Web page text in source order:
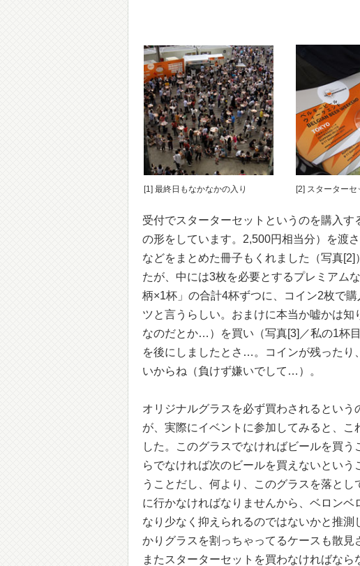
[1] 最終日もなかなかの入り [2] スターターセ
受付でスターターセットというのを購入
の形をしています。2,500円相当分）を渡
などをまとめた冊子もくれました（写真
たが、中には3枚を必要とするプレミアム
柄×1杯」の合計4杯ずつに、コイン2枚で
ツと言うらしい。おまけに本当か嘘かは
なのだとか…）を買い（写真[3]／私の1杯
を後にしましたとさ…。コインが残ったり
いからね（負けず嫌いでして…）。
オリジナルグラスを必ず買わされるとい
が、実際にイベントに参加してみると、
した。このグラスでなければビールを買
らでなければ次のビールを買えないとい
うことだし、何より、このグラスを落と
に行かなければなりませんから、ベロン
なり少なく抑えられるのではないかと推
かりグラスを割っちゃってるケースも散
またスターターセットを買わなければなら